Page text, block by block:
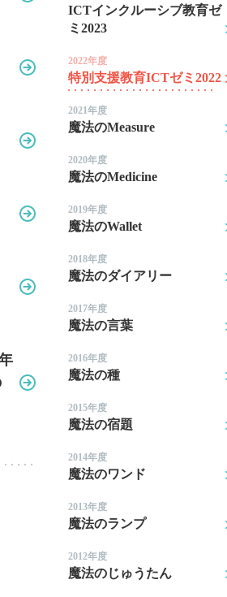
ICTインクルーシブ教育ゼ
ミ2023
2022年度
特別支援教育ICTゼミ2022
2021年度
魔法のMeasure
2020年度
魔法のMedicine
2019年度
魔法のWallet
2018年度
魔法のダイアリー
2017年度
魔法の言葉
2016年度
魔法の種
2015年度
魔法の宿題
2014年度
魔法のワンド
2013年度
魔法のランプ
2012年度
魔法のじゅうたん